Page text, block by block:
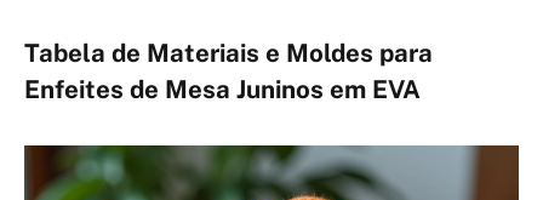
Tabela de Materiais e Moldes para
Enfeites de Mesa Juninos em EVA